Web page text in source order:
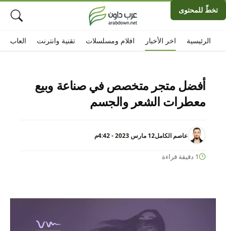
تخطّ للمحتوى
الرئيسية افلام ومسلسلات تقنية وانترنت العاب اخر الأخبار
أفضل متجر متخصص في صناعة وبيع
معطرات الشعر والجسم
عاصم الكامل12 مارس 2023 - 4:42م
1 دقيقة قراءة